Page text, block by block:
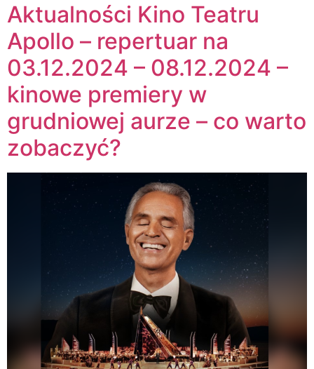
Aktualności Kino Teatru
Apollo – repertuar na
03.12.2024 – 08.12.2024 –
kinowe premiery w
grudniowej aurze – co warto
zobaczyć?